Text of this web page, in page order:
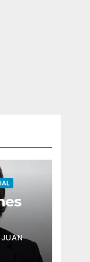
con
JUAN